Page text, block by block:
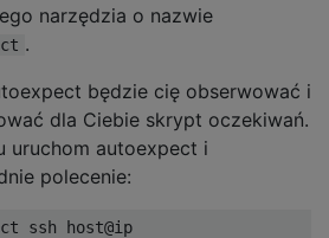
narzędzia o nazwie
.
będzie cię obserwować i
dla Ciebie skrypt oczekiwań.
uruchom autoexpect i
polecenie:
ssh host@ip